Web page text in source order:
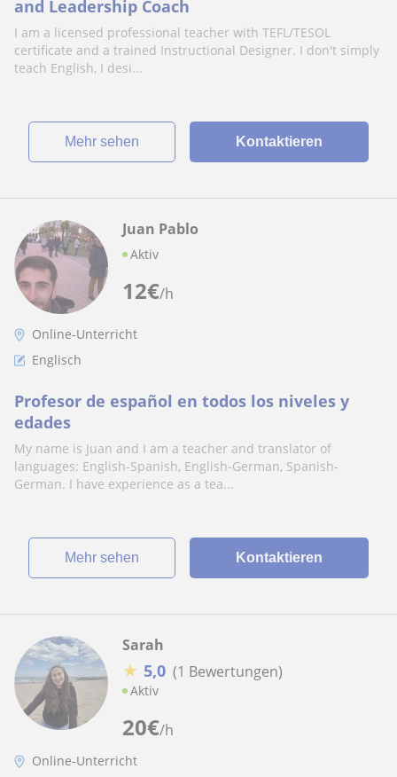
and Leadership Coach
I am a licensed professional teacher with TEFL/TESOL
certificate and a trained Instructional Designer. I don't simply
teach English, I desi...
Mehr sehen Kontaktieren
12€/h
Juan Pablo
Aktiv
Online-Unterricht
Englisch
Profesor de español en todos los niveles y
edades
My name is Juan and I am a teacher and translator of
languages: English-Spanish, English-German, Spanish-
German. I have experience as a tea...
Mehr sehen Kontaktieren
20€/h
Sarah
★ 5,0 (1 Bewertungen)
Aktiv
Online-Unterricht